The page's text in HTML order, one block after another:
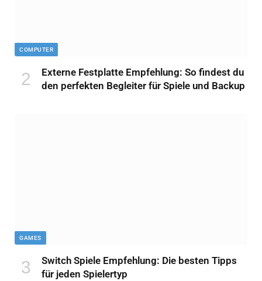
COMPUTER
Externe Festplatte Empfehlung: So findest du
den perfekten Begleiter für Spiele und Backup
GAMES
Switch Spiele Empfehlung: Die besten Tipps
für jeden Spielertyp